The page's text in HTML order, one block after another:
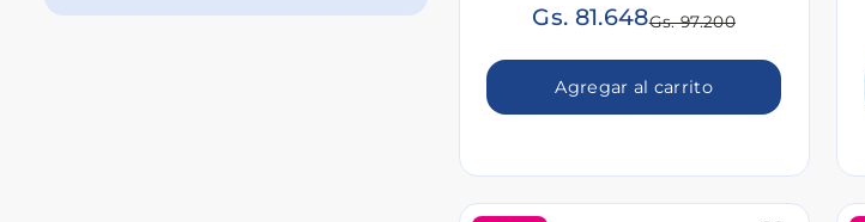
Gs. 81.648Gs. 97.200
Agregar al carrito